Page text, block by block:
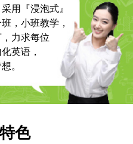
用『浸泡式』
，小班教学，
力求每位
英语，
。
色